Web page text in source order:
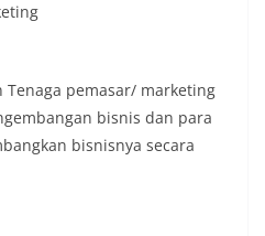
pemasar/ marketing
bisnis dan para
bisnisnya secara